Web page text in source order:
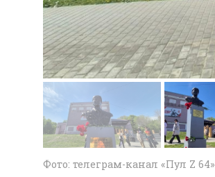
Фото: телеграм-канал «Пул Z 64»